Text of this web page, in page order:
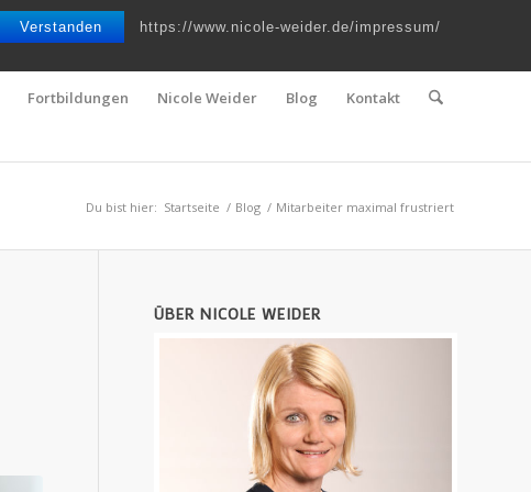
Verstanden https://www.nicole-weider.de/impressum/
Telefon : 0661 – 2 06 60 36 | E-Mail :
Fortbildungen Nicole Weider Blog Kontakt
Du bist hier: Startseite / Blog / Mitarbeiter maximal frustriert
ÜBER NICOLE WEIDER